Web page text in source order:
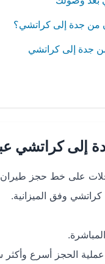
جدة إلى كراتشي؟
جدة إلى كراتشي
إلى كراتشي
على خط حجز
وفق الميزانية.